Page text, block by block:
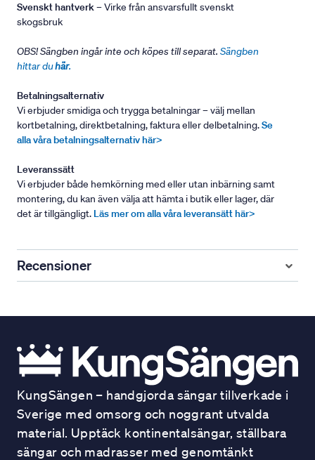
Svenskt hantverk– Virke från ansvarsfullt svenskt
skogsbruk
OBS! Sängben ingår inte och köpes till separat. Sängben
hittar duhär.
Betalningsalternativ
Vi erbjuder smidiga och trygga betalningar – välj mellan
kortbetalning, direktbetalning, faktura eller delbetalning.Se
alla våra betalningsalternativ här>
Leveranssätt
Vi erbjuder både hemkörning med eller utan inbärning samt
montering, du kan även välja att hämta i butik eller lager, där
det är tillgängligt. Läs mer om alla våra leveransätt här>
Recensioner
KungSängen – handgjorda sängar tillverkade i
Sverige med omsorg och noggrant utvalda
material. Upptäck kontinentalsängar, ställbara
sängar och madrasser med genomtänkt